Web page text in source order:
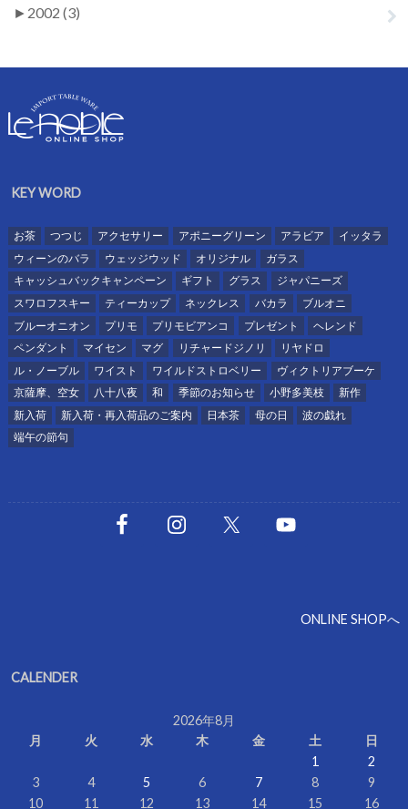
► 2002 (3)
KEY WORD
お茶 つつじ アクセサリー アポニーグリーン アラビア
イッタラ
ウィーンのバラ
ウェッジウッド オリジナル
ガラス
キャッシュバックキャンペーン
ギフト グラス
ジャパニーズ
スワロフスキー
ティーカップ ネックレス バカラ
ブルオニ
ブルーオニオン
プリモ プリモビアンコ プレゼント
ヘレンド
ペンダント
マイセン マグ リチャードジノリ
リヤドロ
ル・ノーブル
ワイスト ワイルドストロベリー
ヴィクトリアブーケ
京薩摩、空女
八十八夜 和 季節のお知らせ 小野多美枝
新作
新入荷
新入荷・再入荷品のご案内 日本茶 母の日
波の戯れ
端午の節句
ONLINE SHOPへ
CALENDER
2026年8月
月
火 水 木 金 土
日
1
2
3
4 5 6 7 8
9
10
11 12 13 14 15 16